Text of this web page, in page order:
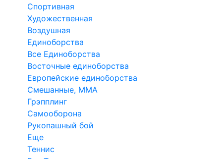
Спортивная
Художественная
Воздушная
Единоборства
Все Единоборства
Восточные единоборства
Европейские единоборства
Смешанные, ММА
Грэпплинг
Самооборона
Рукопашный бой
Еще
Теннис